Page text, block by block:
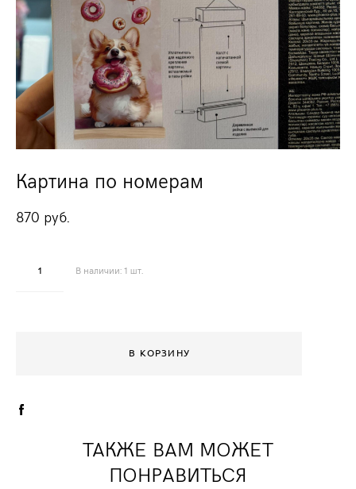
Картина по номерам
870 pуб.
В наличии:1 шт.
В КОРЗИНУ
ТАКЖЕ ВАМ МОЖЕТ
ПОНРАВИТЬСЯ